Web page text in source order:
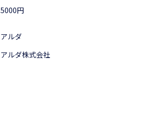
5000円
アルダ
アルダ株式会社